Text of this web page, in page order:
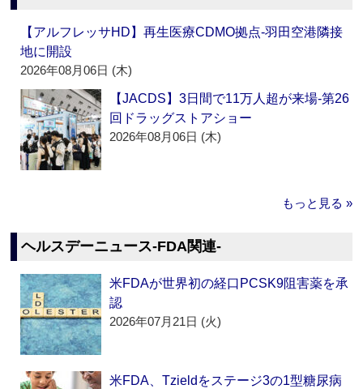
【アルフレッサHD】再生医療CDMO拠点‐羽田空港隣接
地に開設
2026年08月06日 (木)
【JACDS】3日間で11万人超が来場‐第26
回ドラッグストアショー
2026年08月06日 (木)
もっと見る »
ヘルスデーニュース‐FDA関連‐
米FDAが世界初の経口PCSK9阻害薬を承
認
2026年07月21日 (火)
米FDA、Tzieldをステージ3の1型糖尿病